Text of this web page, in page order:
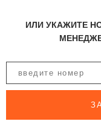
ИЛИ УКАЖИТЕ